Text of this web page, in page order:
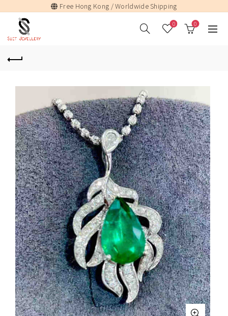
Free Hong Kong / Worldwide Shipping
0 0